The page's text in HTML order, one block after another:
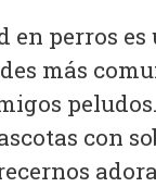
en perros es
más
con